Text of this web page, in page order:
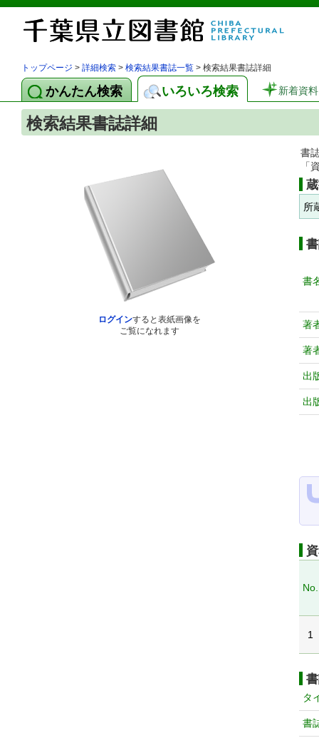
トップページ > 詳細検索 > 検索結果書誌一覧 > 検索結果書誌詳細
かんたん検索 いろいろ検索 新着資料
検索結果書誌詳細
ログインすると表紙画像を
ご覧になれます
書
「
所
書
著
著
出
出
No.
1
タ
書